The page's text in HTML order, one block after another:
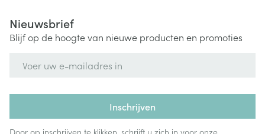
Nieuwsbrief
Blijf op de hoogte van nieuwe producten en promoties
Inschrijven
Door op inschrijven te klikken, schrijft u zich in voor onze